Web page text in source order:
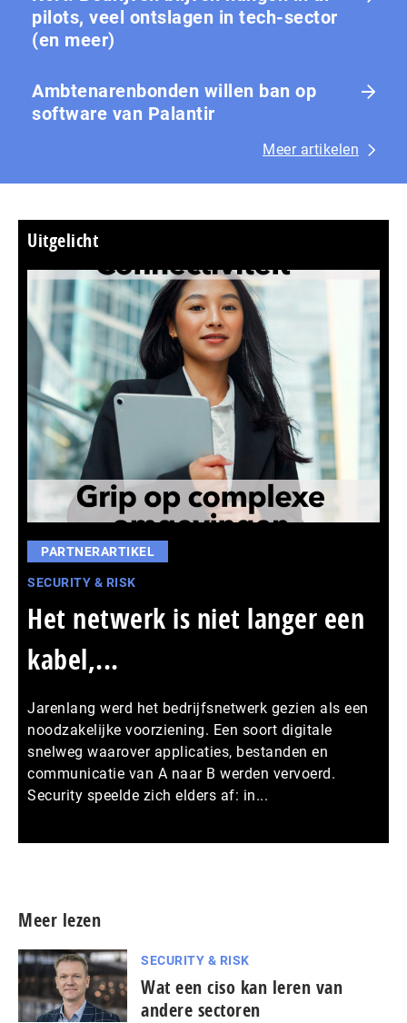
pilots, veel ontslagen in tech-sector
(en meer)
Ambtenarenbonden willen ban op
software van Palantir
Meer artikelen
Uitgelicht
PARTNERARTIKEL
SECURITY & RISK
Het netwerk is niet langer een
kabel,...
Jarenlang werd het bedrijfsnetwerk gezien als een
noodzakelijke voorziening. Een soort digitale
snelweg waarover applicaties, bestanden en
communicatie van A naar B werden vervoerd.
Security speelde zich elders af: in...
Meer lezen
SECURITY & RISK
Wat een ciso kan leren van
andere sectoren